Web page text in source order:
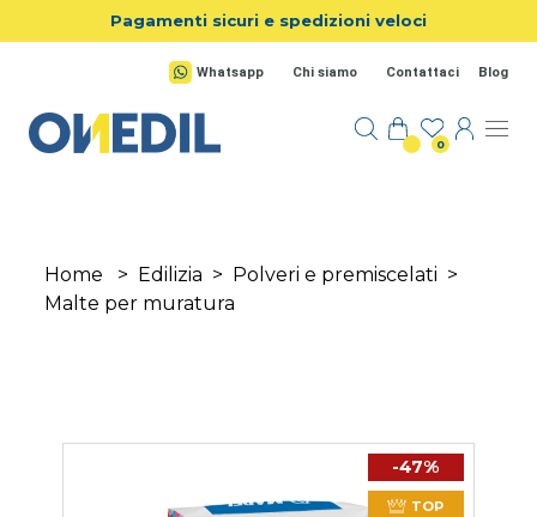
Salta al contenuto principale
Pagamenti sicuri e spedizioni veloci
Whatsapp Chi siamo Contattaci Blog
0
Home > Edilizia > Polveri e premiscelati >
Malte per muratura
-47%
TOP